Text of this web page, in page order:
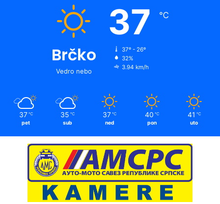
Brčko
Vedro nebo
37 ℃
37º - 26º
32%
3.94 km/h
37 ℃
pet
35 ℃
sub
37 ℃
ned
40 ℃
pon
41 ℃
uto